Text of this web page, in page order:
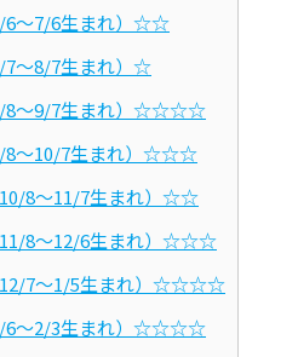
6～7/6生まれ）☆☆
7～8/7生まれ）☆
8～9/7生まれ）☆☆☆☆
8～10/7生まれ）☆☆☆
10/8～11/7生まれ）☆☆
11/8～12/6生まれ）☆☆☆
12/7～1/5生まれ）☆☆☆☆
6～2/3生まれ）☆☆☆☆